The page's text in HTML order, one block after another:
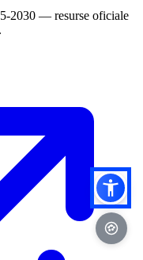
2030 — resurse oficiale